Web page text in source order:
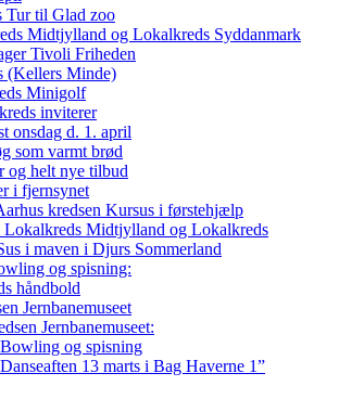
Tur til Glad zoo
Midtjylland og Lokalkreds Syddanmark
Tivoli Friheden
(Kellers Minde)
Minigolf
inviterer
onsdag d. 1. april
som varmt brød
og helt nye tilbud
i fjernsynet
kredsen Kursus i førstehjælp
Midtjylland og Lokalkreds
i maven i Djurs Sommerland
og spisning:
håndbold
Jernbanemuseet
Jernbanemuseet:
og spisning
13 marts i Bag Haverne 1”